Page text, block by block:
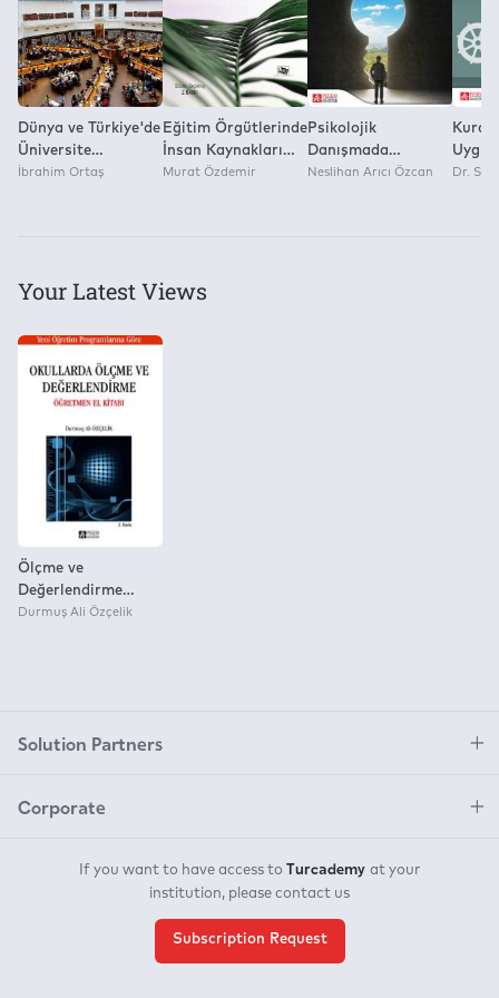
Dünya ve Türkiye'de
Üniversite
Olgusuna
İbrahim Ortaş
Eğitim Örgütlerinde
İnsan Kaynakları
Yönetimi
Murat Özdemir
Psikolojik
Danışmada
Kuramsal Anlayış:
Neslihan Arıcı Özcan Dr.
Your Latest Views
Ölçme ve
Değerlendirme
Uygulamaları
Durmuş Ali Özçelik
Solution Partners
Corporate
If you want to have access to Turcademy at your
institution, please contact us
Subscription Request